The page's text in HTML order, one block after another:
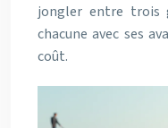
jongler entre trois
chacune avec ses
coût.